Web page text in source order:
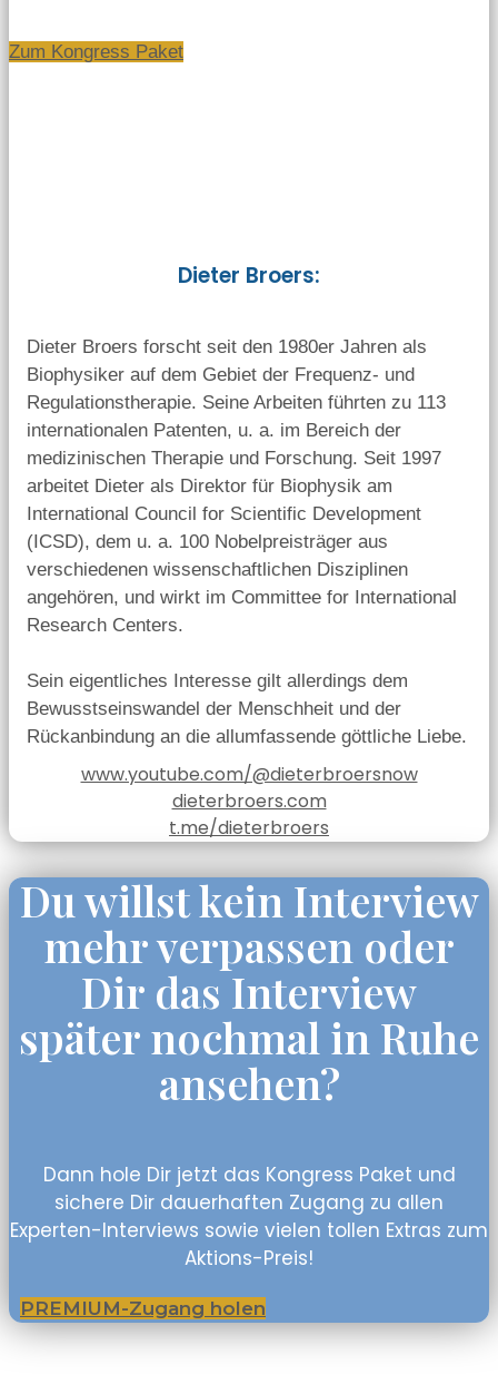
Zum Kongress Paket
Dieter Broers:
Dieter Broers forscht seit den 1980er Jahren als
Biophysiker auf dem Gebiet der Frequenz- und
Regulationstherapie. Seine Arbeiten führten zu 113
internationalen Patenten, u. a. im Bereich der
medizinischen Therapie und Forschung. Seit 1997
arbeitet Dieter als Direktor für Biophysik am
International Council for Scientific Development
(ICSD), dem u. a. 100 Nobelpreisträger aus
verschiedenen wissenschaftlichen Disziplinen
angehören, und wirkt im Committee for International
Research Centers.
Sein eigentliches Interesse gilt allerdings dem
Bewusstseinswandel der Menschheit und der
Rückanbindung an die allumfassende göttliche Liebe.
www.youtube.com/@dieterbroersnow
dieterbroers.com
t.me/dieterbroers
Du willst kein Interview
mehr verpassen oder
Dir das Interview
später nochmal in Ruhe
ansehen?
Dann hole Dir jetzt das Kongress Paket und
sichere Dir dauerhaften Zugang zu allen
Experten-Interviews sowie vielen tollen Extras zum
Aktions-Preis!
PREMIUM-Zugang holen